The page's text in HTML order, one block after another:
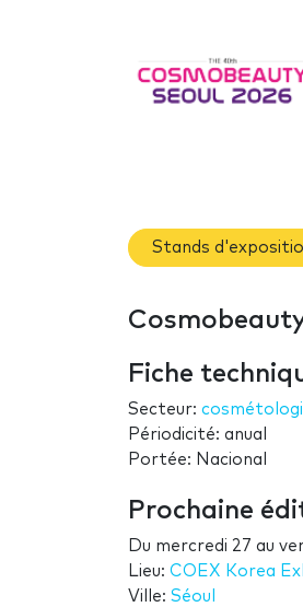
Stands
Fiche
Secteur:
Périodicité: anual
Portée: Nacional
Prochaine
Du mercredi 27 au
Lieu: COEX Korea
Ville: Séoul